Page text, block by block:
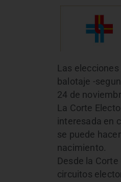
Las
balotaje -
24 de
La Corte
interesada en
se puede
nacimiento.
Desde la
circuitos